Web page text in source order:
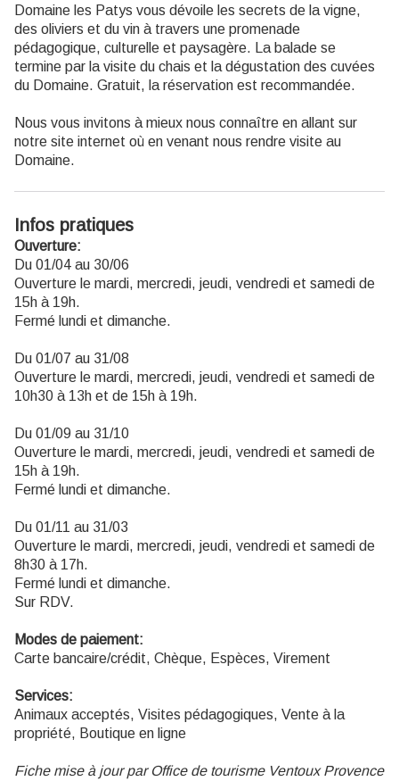
Domaine les Patys vous dévoile les secrets de la vigne,
des oliviers et du vin à travers une promenade
pédagogique, culturelle et paysagère. La balade se
termine par la visite du chais et la dégustation des cuvées
du Domaine. Gratuit, la réservation est recommandée.
Nous vous invitons à mieux nous connaître en allant sur
notre site internet où en venant nous rendre visite au
Domaine.
Infos pratiques
Ouverture:
Du 01/04 au 30/06
Ouverture le mardi, mercredi, jeudi, vendredi et samedi de
15h à 19h.
Fermé lundi et dimanche.
Du 01/07 au 31/08
Ouverture le mardi, mercredi, jeudi, vendredi et samedi de
10h30 à 13h et de 15h à 19h.
Du 01/09 au 31/10
Ouverture le mardi, mercredi, jeudi, vendredi et samedi de
15h à 19h.
Fermé lundi et dimanche.
Du 01/11 au 31/03
Ouverture le mardi, mercredi, jeudi, vendredi et samedi de
8h30 à 17h.
Fermé lundi et dimanche.
Sur RDV.
Modes de paiement:
Carte bancaire/crédit, Chèque, Espèces, Virement
Services:
Animaux acceptés, Visites pédagogiques, Vente à la
propriété, Boutique en ligne
Fiche mise à jour par Office de tourisme Ventoux Provence